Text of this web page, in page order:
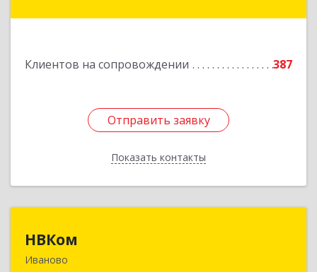
Клиентов на сопровождении 387
Отправить заявку
Показать контакты
Отправить заявку
Назад
НВКом
Иваново
153000, Ивановская обл, Иваново г, Аптечный